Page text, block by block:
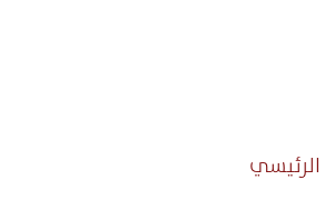
الرئيسي